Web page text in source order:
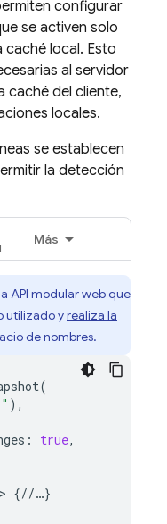
configurar
se activen solo
local. Esto
al servidor
caché del cliente,
locales.
se establecen
la detección
Más
API modular web que
utilizado yrealiza la
de nombres.
(
),
: true,
{//…}